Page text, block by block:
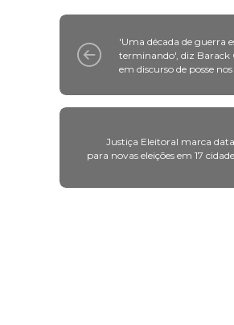
'Uma década de guerra
terminando', diz Barack
em discurso de posse
Justiça Eleitoral marca
para novas eleições em 17